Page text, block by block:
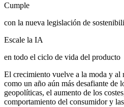
Cumple
con la nueva legislación de
Escale la IA
en todo el ciclo de vida del producto
El crecimiento vuelve a la moda y al
como un año aún más desafiante de
geopolíticas, el aumento de los
comportamiento del consumidor y